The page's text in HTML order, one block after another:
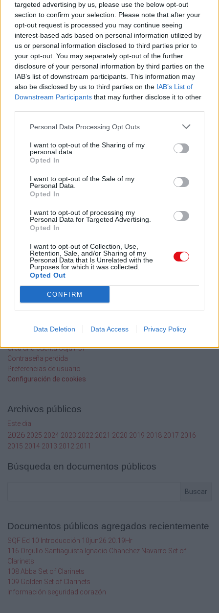
targeted advertising by us, please use the below opt-out
section to confirm your selection. Please note that after your
opt-out request is processed you may continue seeing
interest-based ads based on personal information utilized by
us or personal information disclosed to third parties prior to
your opt-out. You may separately opt-out of the further
disclosure of your personal information by third parties on the
IAB’s list of downstream participants. This information may
also be disclosed by us to third parties on the IAB’s List of
Downstream Participants that may further disclose it to other
Personal Data Processing Opt Outs
I want to opt-out of the Sharing of my
personal data.
Opted In
I want to opt-out of the Sale of my
Personal Data.
Opted In
I want to opt-out of processing my
Personal Data for Targeted Advertising.
Opted In
I want to opt-out of Collection, Use,
Retention, Sale, and/or Sharing of my
Personal Data that Is Unrelated with the
Purposes for which it was collected.
Opted Out
CONFIRM
Data Deletion Data Access Privacy Policy
FANZINE VIRTUAL1.4 MB, 11 páginas
FANZINE VIRTUAL1.4 MB, 11 páginas
MENSAJE DEL PAPA PARA LA CUARESMA DE 201415.6 MB, 5
páginas
NiÃ±as de Oro 16.2 MB, 61 páginas
Caja PDFes una plataforma de gestión de documentos en línea domiciliada
en Francia y cumpliendo estrictamente con las leyes nacionales y europeas.
compartidos por los usuarios del sitio no se moderan a priori.
Caja PDF
Sobre Caja PDF
Caja de instrumento
Preguntas frecuentes
Aviso legal
Mi cuenta
Administrador de archivos
Crea una cuenta Caja PDF
Contraseña perdida
Preferencias de usuario
Configuración de cookies
Archivos públicos
Este dia
2026 2025 2024 2023 2022 2021 2020 2019 2018 2017 2016
2015 2014 2013 2012 2011
Búsqueda en documentos públicos
Buscar
Documentos públicos agregados recientemente
SQF Ed 10 Introducción 10jun26 20.19Hr
116 Orgullo Santiaguista Ignacio Chanchez Navarro Set of
Clarinets
108 Abba Set of Clarinets
109 Golden Set of Clarinets
Información seguridad corazón